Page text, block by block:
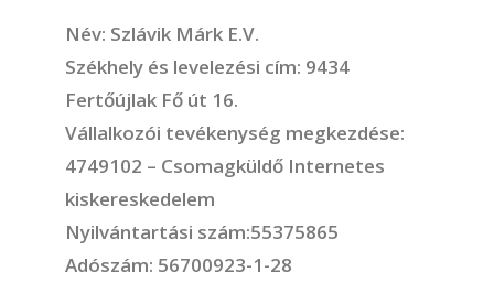
Név: Szlávik Márk E.V.
Székhely és levelezési cím: 9434
Fertőújlak Fő út 16.
Vállalkozói tevékenység megkezdése:
4749102 – Csomagküldő Internetes
kiskereskedelem
Nyilvántartási szám:55375865
Adószám: 56700923-1-28